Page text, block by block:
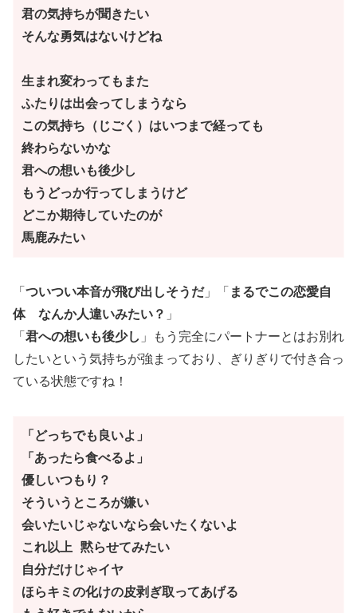
君の気持ちが聞きたい
そんな勇気はないけどね
生まれ変わってもまた
ふたりは出会ってしまうなら
この気持ち（じごく）はいつまで経っても
終わらないかな
君への想いも後少し
もうどっか行ってしまうけど
どこか期待していたのが
馬鹿みたい
「 ついつい本音が飛び出しそうだ」「 まるでこの恋愛自
体 なんか人違いみたい？ 」
「 君への想いも後少し 」もう完全にパートナーとはお別れ
したいという気持ちが強まっており、ぎりぎりで付き合っ
ている状態ですね！
「どっちでも良いよ」
「あったら食べるよ」
優しいつもり？
そういうところが嫌い
会いたいじゃないなら会いたくないよ
これ以上 黙らせてみたい
自分だけじゃイヤ
ほらキミの化けの皮剥ぎ取ってあげる